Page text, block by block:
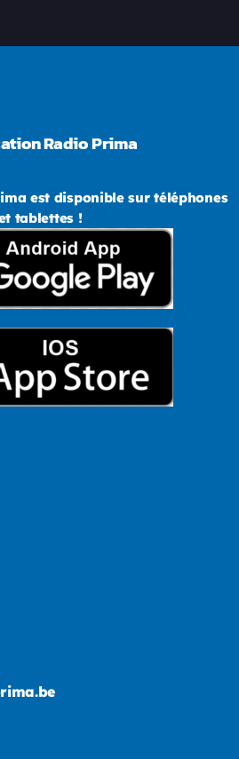
Radio Prima
est disponible sur téléphones
tablettes !